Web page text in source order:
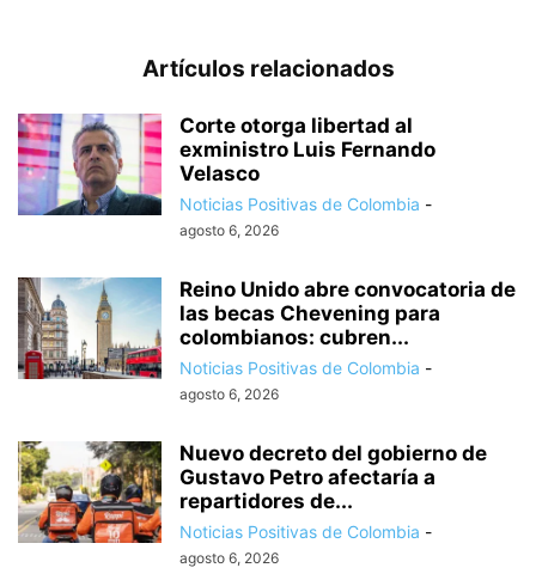
Artículos relacionados
Corte otorga libertad al
exministro Luis Fernando
Velasco
Noticias Positivas de Colombia -
agosto 6, 2026
Reino Unido abre convocatoria de
las becas Chevening para
colombianos: cubren...
Noticias Positivas de Colombia -
agosto 6, 2026
Nuevo decreto del gobierno de
Gustavo Petro afectaría a
repartidores de...
Noticias Positivas de Colombia -
agosto 6, 2026